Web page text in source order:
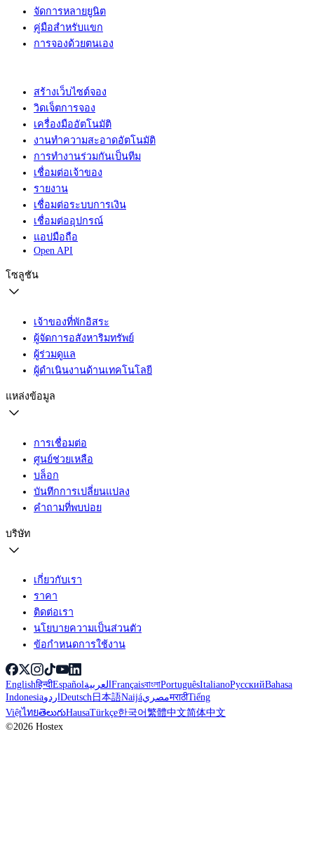
จัดการหลายยูนิต
คู่มือสำหรับแขก
การจองด้วยตนเอง
สร้างเว็บไซต์จอง
วิดเจ็ตการจอง
เครื่องมืออัตโนมัติ
งานทำความสะอาดอัตโนมัติ
การทำงานร่วมกันเป็นทีม
เชื่อมต่อเจ้าของ
รายงาน
เชื่อมต่อระบบการเงิน
เชื่อมต่ออุปกรณ์
แอปมือถือ
Open API
โซลูชัน
เจ้าของที่พักอิสระ
ผู้จัดการอสังหาริมทรัพย์
ผู้ร่วมดูแล
ผู้ดำเนินงานด้านเทคโนโลยี
แหล่งข้อมูล
การเชื่อมต่อ
ศูนย์ช่วยเหลือ
บล็อก
บันทึกการเปลี่ยนแปลง
คำถามที่พบบ่อย
บริษัท
เกี่ยวกับเรา
ราคา
ติดต่อเรา
นโยบายความเป็นส่วนตัว
ข้อกำหนดการใช้งาน
Englishहिन्दीEspañolالعربيةFrançaisবাংলাPortuguêsItalianoРусскийBahasa
IndonesiaاردوDeutsch日本語NaijáمصريमराठीTiếng
ViệtไทยతెలుగుHausaTürkçe한국어繁體中文简体中文
©2026 Hostex